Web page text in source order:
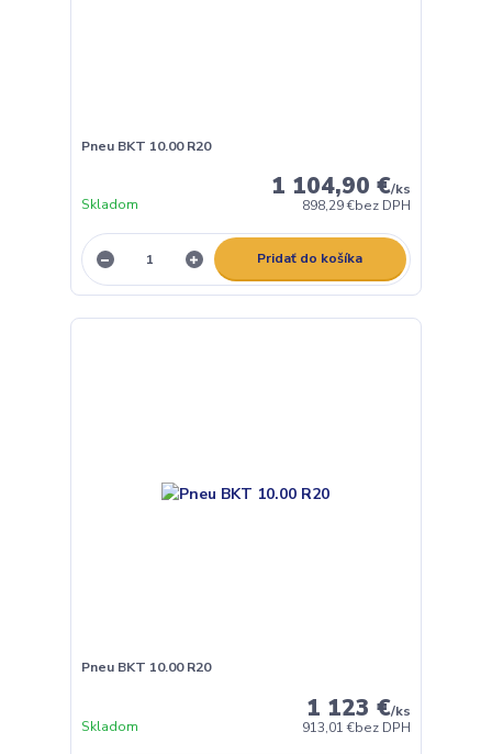
Pneu BKT 10.00 R20
1 104,90 €/ks
898,29 €bez DPH
Skladom
Pridať do košíka
Pneu BKT 10.00 R20
1 123 €/ks
913,01 €bez DPH
Skladom